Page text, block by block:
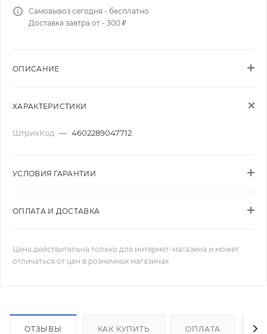
Самовывоз сегодня - бесплатно
Доставка завтра от - 300 ₽
ОПИСАНИЕ
ХАРАКТЕРИСТИКИ
ШтрихКод — 4602289047712
УСЛОВИЯ ГАРАНТИИ
ОПЛАТА И ДОСТАВКА
Цена действительна только для интернет-магазина и может
отличаться от цен в розничных магазинах
ОТЗЫВЫ КАК КУПИТЬ ОПЛАТА